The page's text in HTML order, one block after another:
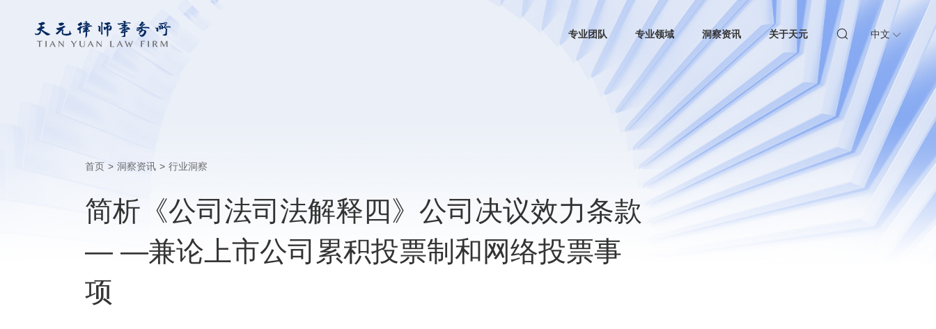
专业团队 专业领域 洞察资讯 关于天元 中文
首页 > 洞察资讯 > 行业洞察
简析《公司法司法解释四》公司决议效力条款
— —兼论上市公司累积投票制和网络投票事
项